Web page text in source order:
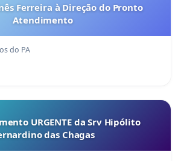
Ferreira à Direção do Pronto
Atendimento
do PA
URGENTE da Srv Hipólito
das Chagas